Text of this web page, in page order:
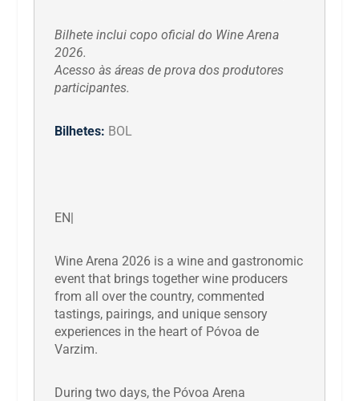
Bilhete inclui copo oficial do Wine Arena
2026.
Acesso às áreas de prova dos produtores
participantes.
Bilhetes: BOL
EN|
Wine Arena 2026 is a wine and gastronomic
event that brings together wine producers
from all over the country, commented
tastings, pairings, and unique sensory
experiences in the heart of Póvoa de
Varzim.
During two days, the Póvoa Arena